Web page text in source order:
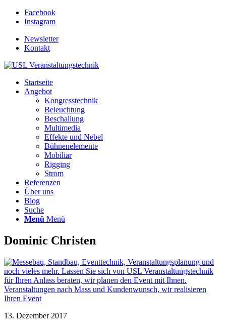
Facebook
Instagram
Newsletter
Kontakt
Startseite
Angebot
Kongresstechnik
Beleuchtung
Beschallung
Multimedia
Effekte und Nebel
Bühnenelemente
Mobiliar
Rigging
Strom
Referenzen
Über uns
Blog
Suche
Menü Menü
Dominic Christen
13. Dezember 2017